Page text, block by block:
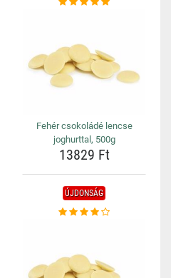
Fehér csokoládé lencse
joghurttal, 500g
13829 Ft
ÚJDONSÁG